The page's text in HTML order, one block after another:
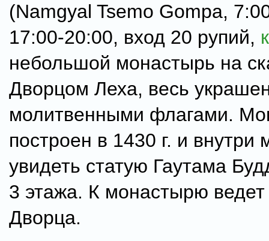
(Namgyal Tsemo Gompa,
17:00-20:00, вход 20 рупий,
небольшой монастырь на
Дворцом Леха, весь
молитвенными флагами.
построен в 1430 г. и внутри
увидеть статую Гаутама
3 этажа. К монастырю
Дворца.